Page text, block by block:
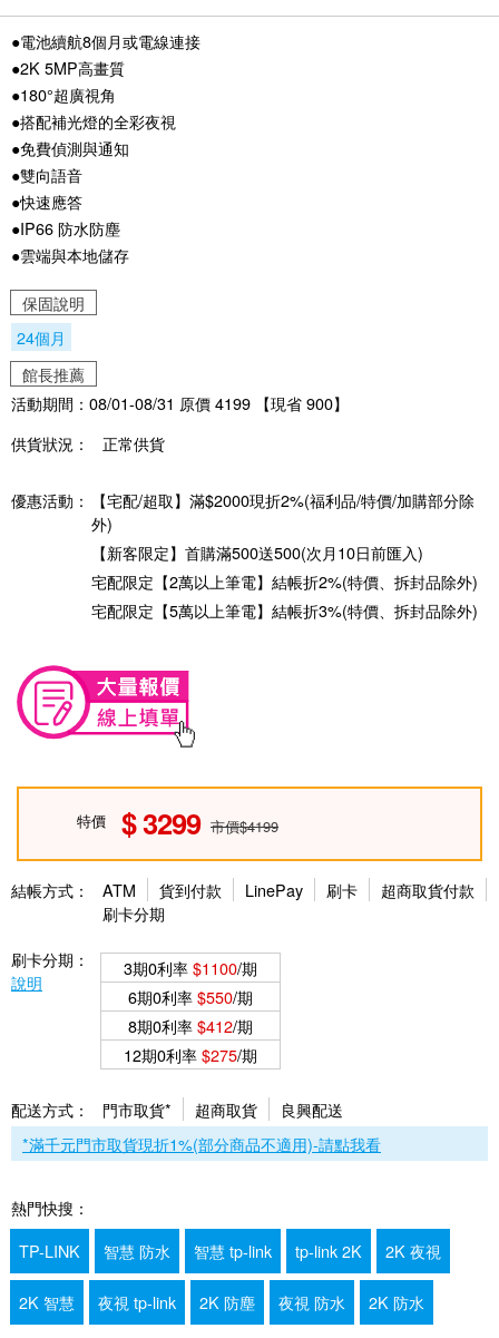
●電池續航8個月或電線連接
●2K 5MP高畫質
●180°超廣視角
●搭配補光燈的全彩夜視
●免費偵測與通知
●雙向語音
●快速應答
●IP66 防水防塵
●雲端與本地儲存
保固說明
24個月
館長推薦
活動期間：08/01-08/31 原價 4199 【現省 900】
供貨狀況：
正常供貨
優惠活動：
【宅配/超取】滿$2000現折2%(福利品/特價/加購部分除
外)
【新客限定】首購滿500送500(次月10日前匯入)
宅配限定【2萬以上筆電】結帳折2%(特價、拆封品除外)
宅配限定【5萬以上筆電】結帳折3%(特價、拆封品除外)
特價 3299 市價$4199
結帳方式： ATM 貨到付款 LinePay 刷卡
超商取貨付款
刷卡分期
刷卡分期：
說明
3期0利率$1100/期
6期0利率$550/期
8期0利率$412/期
12期0利率$275/期
配送方式： 門市取貨* 超商取貨
良興配送
*滿千元門市取貨現折1%(部分商品不適用)-請點我看
熱門快搜：
TP-LINK
智慧 防水 智慧 tp-link tp-link 2K 2K 夜視
2K 智慧 夜視 tp-link 2K 防塵 夜視 防水 2K 防水